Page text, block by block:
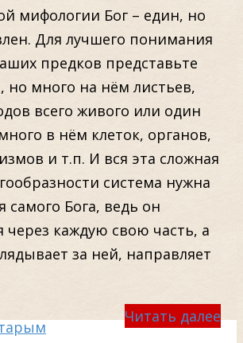
мифологии Бог – един, но
Для лучшего понимания
предков представьте
но много на нём листьев,
всего живого или один
в нём клеток, органов,
и т.п. И вся эта сложная
система нужна
самого Бога, ведь он
через каждую свою часть, а
за ней, направляет
Читать далее